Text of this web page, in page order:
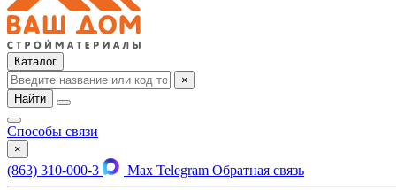
Каталог
×
Найти
Способы связи
×
(863) 310-000-3 Max Telegram Обратная связь